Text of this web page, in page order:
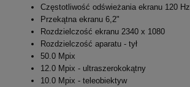
Częstotliwość odświeżania ekranu 120 Hz
Przekątna ekranu 6,2"
Rozdzielczość ekranu 2340 x 1080
Rozdzielczość aparatu - tył
50.0 Mpix
12.0 Mpix - ultraszerokokątny
10.0 Mpix - teleobiektyw